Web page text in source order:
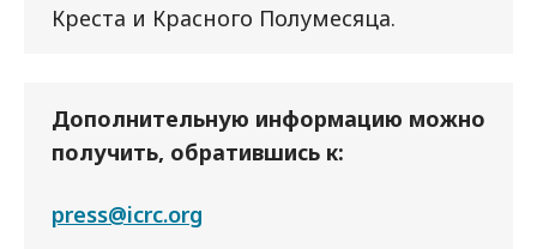
Креста и Красного Полумесяца.
Дополнительную информацию можно
получить, обратившись к:
press@icrc.org